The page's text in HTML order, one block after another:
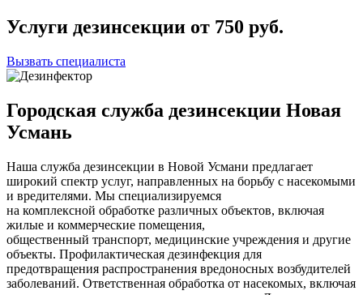
Услуги дезинсекции от 750 руб.
Вызвать специалиста
Городская служба дезинсекции Новая
Усмань
Наша служба дезинсекции в Новой Усмани предлагает
широкий спектр услуг, направленных на борьбу с насекомыми
и вредителями. Мы специализируемся
на комплексной обработке различных объектов, включая
жилые и коммерческие помещения,
общественный транспорт, медицинские учреждения и другие
объекты. Профилактическая дезинфекция для
предотвращения распространения вредоносных возбудителей
заболеваний. Ответственная обработка от насекомых, включая